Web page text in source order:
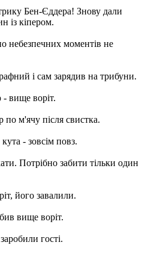
Бен-Єддера! Знову дали
із кіпером.
небезпечних моментів не
і сам зарядив на трибуни.
вище воріт.
по м'ячу після свистка.
- зовсім повз.
Потрібно забити тільки один
його завалили.
вище воріт.
гості.